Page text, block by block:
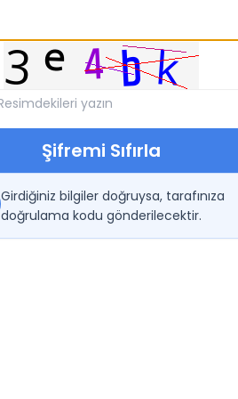
Şifremi Sıfırla
Girdiğiniz bilgiler doğruysa, tarafınıza
doğrulama kodu gönderilecektir.